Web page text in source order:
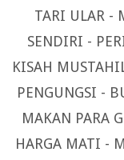
TARI ULAR -
SENDIRI -
KISAH
PENGUNGSI -
MAKAN PARA
HARGA MATI -